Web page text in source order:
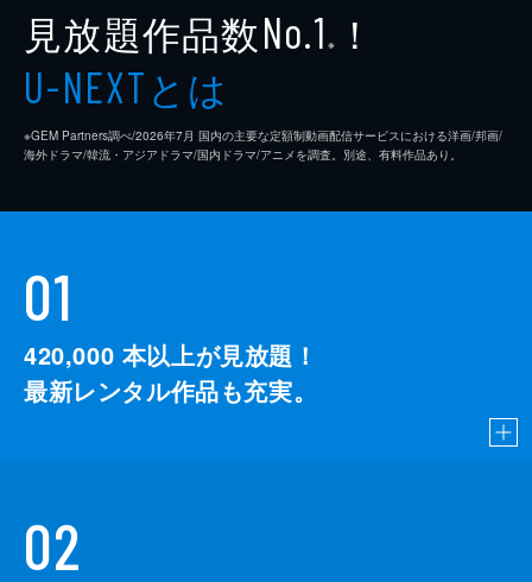
見放題作品数No.1 ※ ！
U-NEXTとは
※GEM Partners調べ/2026年7⽉ 国内の主要な定額制動画配信サービスにおける洋画/邦画/
海外ドラマ/韓流・アジアドラマ/国内ドラマ/アニメを調査。別途、有料作品あり。
01
420,000 本以上が見放題！
最新レンタル作品も充実。
02